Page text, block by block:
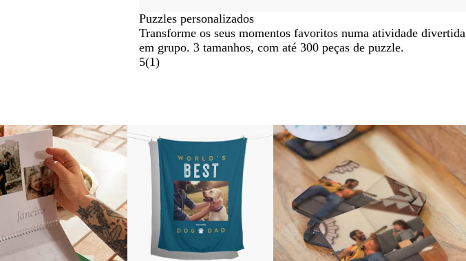
Puzzles personalizados
Transforme os seus momentos favoritos numa atividade divertida
em grupo. 3 tamanhos, com até 300 peças de puzzle.
5(1)